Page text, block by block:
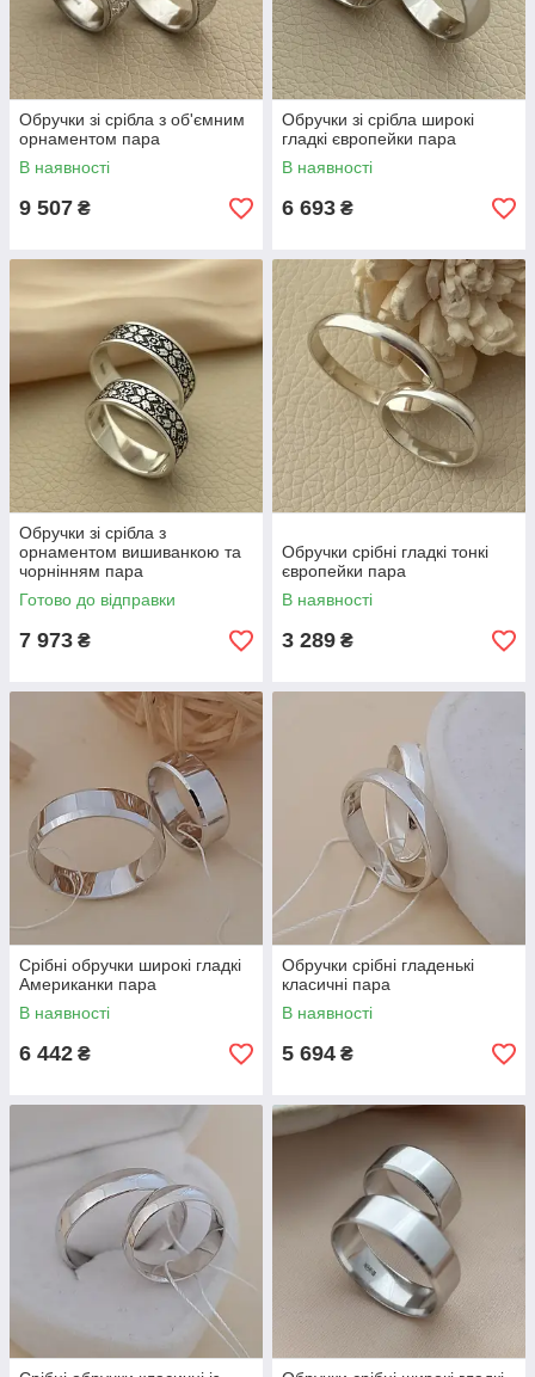
Обручки зі срібла з об'ємним
орнаментом пара
В наявності
9 507 ₴
Обручки зі срібла широкі
гладкі європейки пара
В наявності
6 693 ₴
Обручки зі срібла з
орнаментом вишиванкою та
чорнінням пара
Готово до відправки
7 973 ₴
Обручки срібні гладкі тонкі
європейки пара
В наявності
3 289 ₴
Срібні обручки широкі гладкі
Американки пара
В наявності
6 442 ₴
Обручки срібні гладенькі
класичні пара
В наявності
5 694 ₴